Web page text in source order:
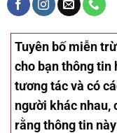
Tuyên bố miễn
cho bạn thông tin
tương tác và có
người khác nhau,
rằng thông tin